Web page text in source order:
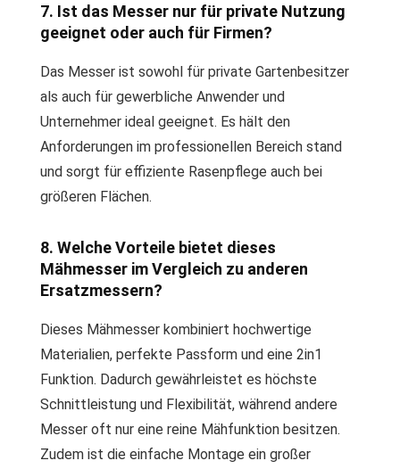
7. Ist das Messer nur für private Nutzung
geeignet oder auch für Firmen?
Das Messer ist sowohl für private Gartenbesitzer
als auch für gewerbliche Anwender und
Unternehmer ideal geeignet. Es hält den
Anforderungen im professionellen Bereich stand
und sorgt für effiziente Rasenpflege auch bei
größeren Flächen.
8. Welche Vorteile bietet dieses
Mähmesser im Vergleich zu anderen
Ersatzmessern?
Dieses Mähmesser kombiniert hochwertige
Materialien, perfekte Passform und eine 2in1
Funktion. Dadurch gewährleistet es höchste
Schnittleistung und Flexibilität, während andere
Messer oft nur eine reine Mähfunktion besitzen.
Zudem ist die einfache Montage ein großer